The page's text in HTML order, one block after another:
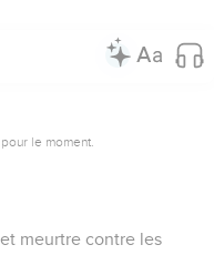
le moment.
meurtre contre les